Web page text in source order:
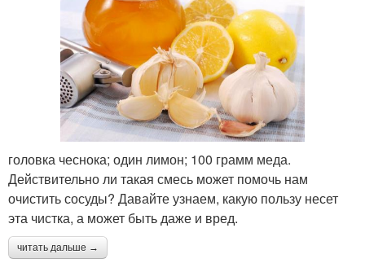
головка чеснока; один лимон; 100 грамм меда.
Действительно ли такая смесь может помочь нам
очистить сосуды? Давайте узнаем, какую пользу несет
эта чистка, а может быть даже и вред.
читать дальше →